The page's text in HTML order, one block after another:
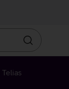
Otsin
Telias